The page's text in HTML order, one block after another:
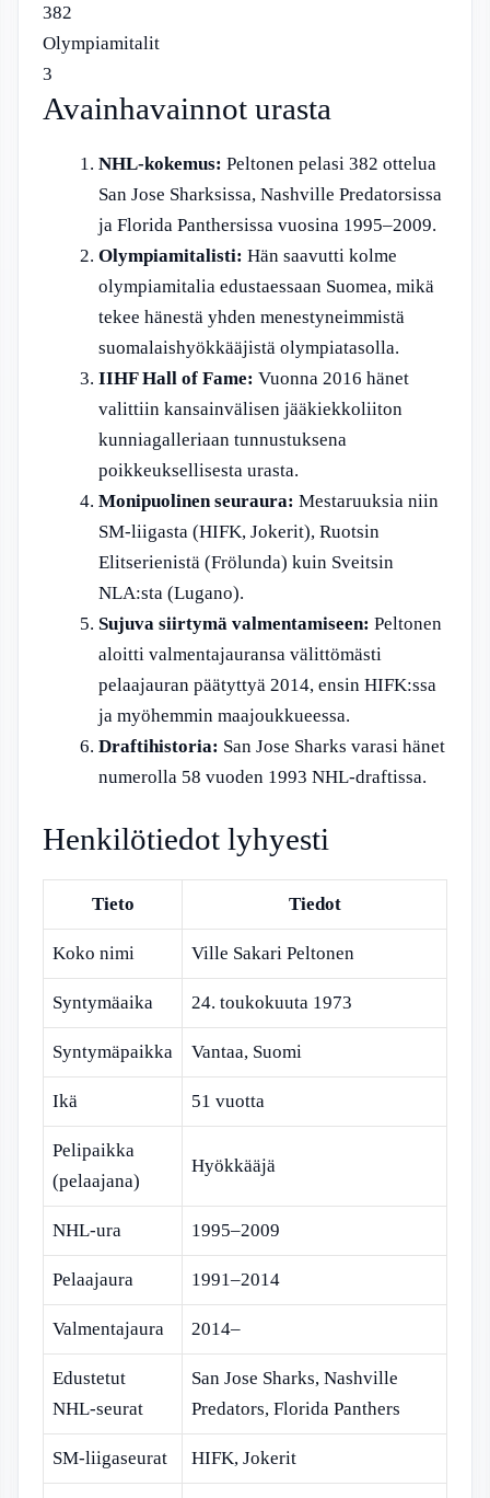
382
Olympiamitalit
3
Avainhavainnot urasta
NHL-kokemus: Peltonen pelasi 382 ottelua
San Jose Sharksissa, Nashville Predatorsissa
ja Florida Panthersissa vuosina 1995–2009.
Olympiamitalisti: Hän saavutti kolme
olympiamitalia edustaessaan Suomea, mikä
tekee hänestä yhden menestyneimmistä
suomalaishyökkääjistä olympiatasolla.
IIHF Hall of Fame: Vuonna 2016 hänet
valittiin kansainvälisen jääkiekkoliiton
kunniagalleriaan tunnustuksena
poikkeuksellisesta urasta.
Monipuolinen seuraura: Mestaruuksia niin
SM-liigasta (HIFK, Jokerit), Ruotsin
Elitserienistä (Frölunda) kuin Sveitsin
NLA:sta (Lugano).
Sujuva siirtymä valmentamiseen: Peltonen
aloitti valmentajauransa välittömästi
pelaajauran päätyttyä 2014, ensin HIFK:ssa
ja myöhemmin maajoukkueessa.
Draftihistoria: San Jose Sharks varasi hänet
numerolla 58 vuoden 1993 NHL-draftissa.
Henkilötiedot lyhyesti
Tieto Tiedot
Koko nimi Ville Sakari Peltonen
Syntymäaika 24. toukokuuta 1973
Syntymäpaikka Vantaa, Suomi
Ikä 51 vuotta
Pelipaikka
(pelaajana)
Hyökkääjä
NHL-ura 1995–2009
Pelaajaura 1991–2014
Valmentajaura 2014–
Edustetut
NHL-seurat
San Jose Sharks, Nashville
Predators, Florida Panthers
SM-liigaseurat HIFK, Jokerit